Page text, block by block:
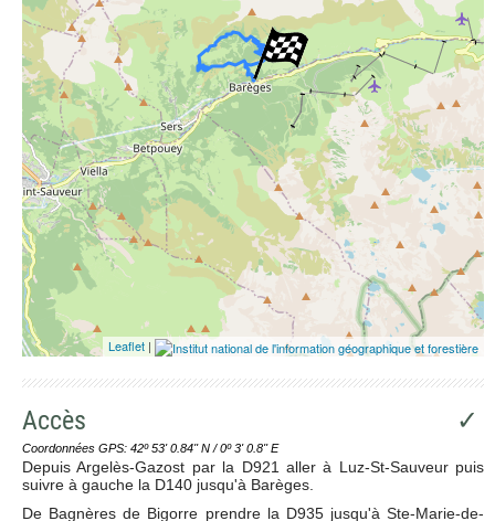
Leaflet |
Accès ✓
Coordonnées GPS: 42º 53' 0.84'' N / 0º 3' 0.8'' E
Depuis Argelès-Gazost par la D921 aller à Luz-St-Sauveur puis
suivre à gauche la D140 jusqu'à Barèges.
De Bagnères de Bigorre prendre la D935 jusqu'à Ste-Marie-de-